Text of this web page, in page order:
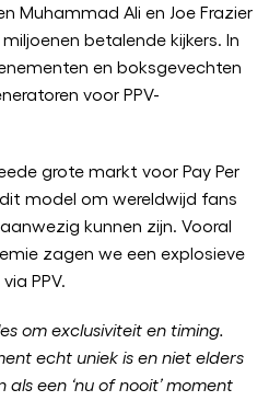
Muhammad Ali en Joe Frazier
betalende kijkers. In
en boksgevechten
voor PPV-
grote markt voor Pay Per
model om wereldwijd fans
kunnen zijn. Vooral
zagen we een explosieve
PPV.
om exclusiviteit en timing.
echt uniek is en niet elders
een ‘nu of nooit’ moment